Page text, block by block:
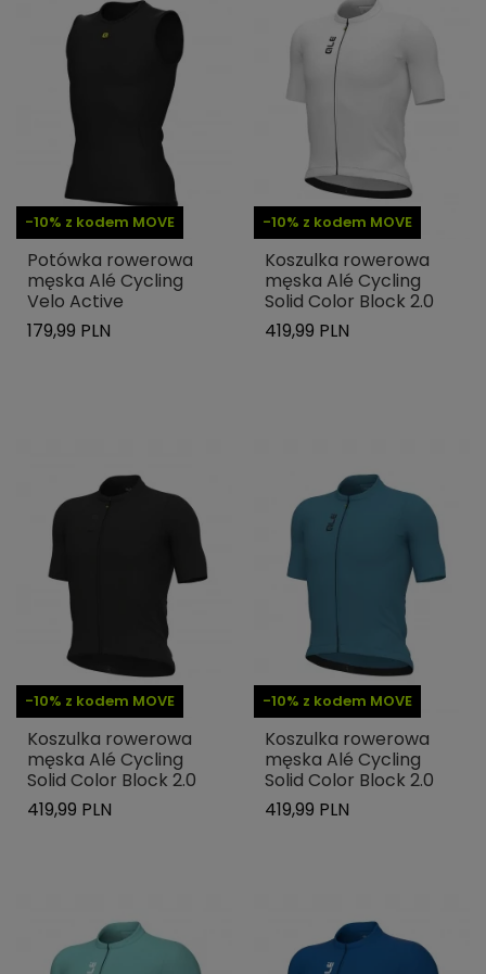
-10% z kodem MOVE
Potówka rowerowa
męska Alé Cycling
Velo Active
179,99 PLN
-10% z kodem MOVE
Koszulka rowerowa
męska Alé Cycling
Solid Color Block 2.0
419,99 PLN
-10% z kodem MOVE
Koszulka rowerowa
męska Alé Cycling
Solid Color Block 2.0
419,99 PLN
-10% z kodem MOVE
Koszulka rowerowa
męska Alé Cycling
Solid Color Block 2.0
419,99 PLN